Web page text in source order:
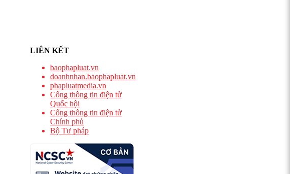
LIÊN KẾT
baophapluat.vn
doanhnhan.baophapluat.vn
phapluatmedia.vn
Cổng thông tin điện tử
Quốc hội
Cổng thông tin điện tử
Chính phủ
Bộ Tư pháp